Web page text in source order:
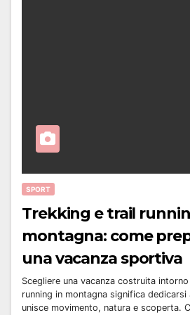
SPORT
Trekking e trail
montagna: come
una vacanza sportiva
Scegliere una vacanza costruita
running in montagna significa dedicarsi
unisce movimento, natura e scoperta.